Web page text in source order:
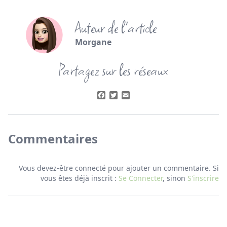
Auteur de l'article
Morgane
Partagez sur les réseaux
Facebook
Twitter
Commentaires
Vous devez-être connecté pour ajouter un commentaire. Si
vous êtes déjà inscrit : Se Connecter, sinon S'inscrire